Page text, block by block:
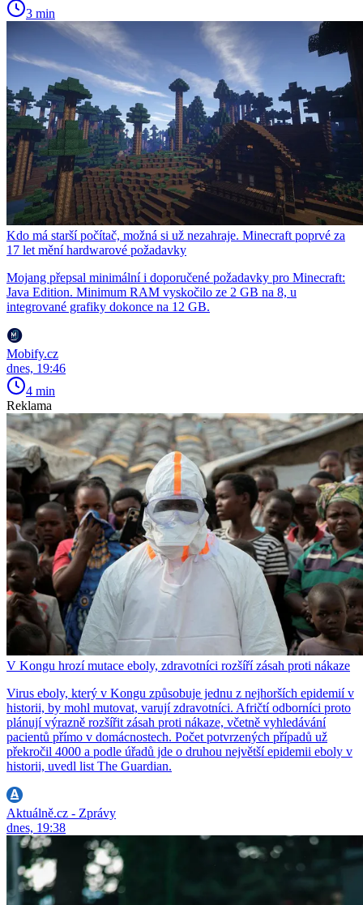
3 min
Kdo má starší počítač, možná si už nezahraje. Minecraft poprvé za
17 let mění hardwarové požadavky
Mojang přepsal minimální i doporučené požadavky pro Minecraft:
Java Edition. Minimum RAM vyskočilo ze 2 GB na 8, u
integrované grafiky dokonce na 12 GB.
Mobify.cz
dnes, 19:46
4 min
Reklama
V Kongu hrozí mutace eboly, zdravotníci rozšíří zásah proti nákaze
Virus eboly, který v Kongu způsobuje jednu z nejhorších epidemií v
historii, by mohl mutovat, varují zdravotníci. Afričtí odborníci proto
plánují výrazně rozšířit zásah proti nákaze, včetně vyhledávání
pacientů přímo v domácnostech. Počet potvrzených případů už
překročil 4000 a podle úřadů jde o druhou největší epidemii eboly v
historii, uvedl list The Guardian.
Aktuálně.cz - Zprávy
dnes, 19:38